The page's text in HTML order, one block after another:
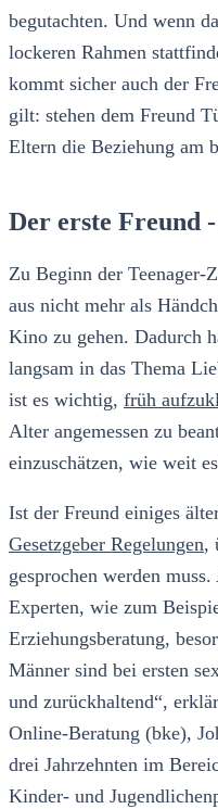
begutachten. Und wenn
lockeren Rahmen
kommt sicher auch der
gilt: stehen dem Freund
Eltern die Beziehung am
Der erste Freund
Zu Beginn der Teenager-
aus nicht mehr als
Kino zu gehen. Dadurch
langsam in das Thema
ist es wichtig, früh
Alter angemessen zu
einzuschätzen, wie weit
Ist der Freund einiges
Gesetzgeber Regelungen,
gesprochen werden
Experten, wie zum
Erziehungsberatung,
Männer sind bei ersten
und zurückhaltend“,
Online-Beratung (bke),
drei Jahrzehnten im
Kinder- und